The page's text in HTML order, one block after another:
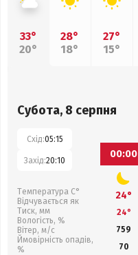
33°
20°
28°
18°
27°
15°
Субота, 8 серпня
Схід:05:15
Захід:20:10
Температура С°
Відчувається як
Тиск, мм
Вологість, %
Вітер, м/с
Ймовірність опадів,
%
00:00
24°
24°
759
70